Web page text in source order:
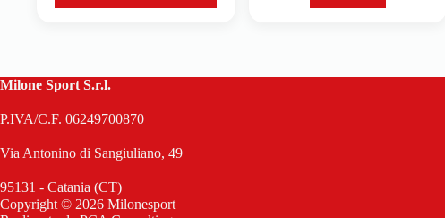
Milone Sport S.r.l.
P.IVA/C.F. 06249700870
Via Antonino di Sangiuliano, 49
95131 - Catania (CT)
Copyright © 2026 Milonesport